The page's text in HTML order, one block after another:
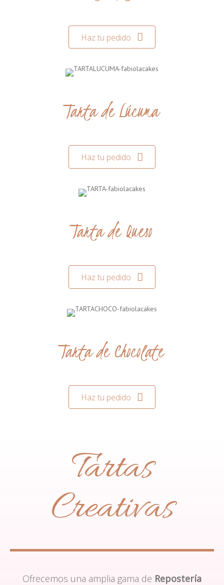
Haz tu pedido
Tarta de Lúcuma
Haz tu pedido
Tarta de Queso
Haz tu pedido
Tarta de Chocolate
Haz tu pedido
Tartas
Creativas
Ofrecemos una amplia gama de Repostería